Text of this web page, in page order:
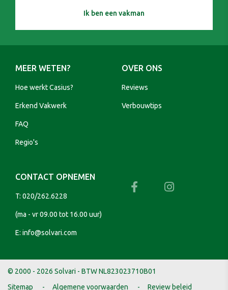
Ik ben een vakman
MEER WETEN?
Hoe werkt Casius?
Erkend Vakwerk
FAQ
Regio's
OVER ONS
Reviews
Verbouwtips
CONTACT OPNEMEN
T: 020/262.6228
(ma - vr 09.00 tot 16.00 uur)
E: info@solvari.com
© 2000 - 2026 Solvari - BTW NL823023710B01
Sitemap
Algemene voorwaarden Review beleid